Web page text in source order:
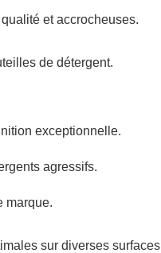
et accrocheuses.
de détergent.
exceptionnelle.
agressifs.
marque.
sur diverses